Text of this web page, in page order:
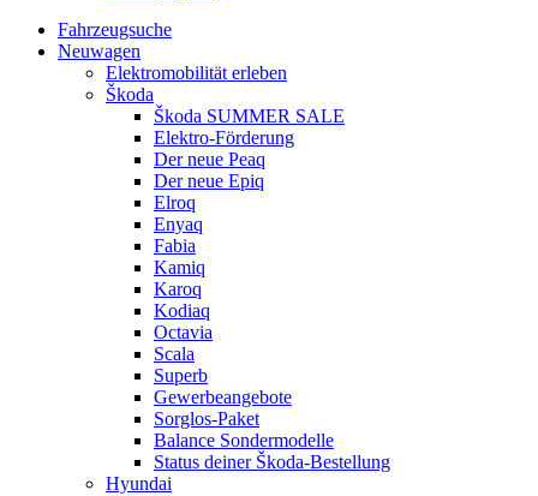
Fahrzeugsuche
Neuwagen
Elektromobilität erleben
Škoda
Škoda SUMMER SALE
Elektro-Förderung
Der neue Peaq
Der neue Epiq
Elroq
Enyaq
Fabia
Kamiq
Karoq
Kodiaq
Octavia
Scala
Superb
Gewerbeangebote
Sorglos-Paket
Balance Sondermodelle
Status deiner Škoda-Bestellung
Hyundai